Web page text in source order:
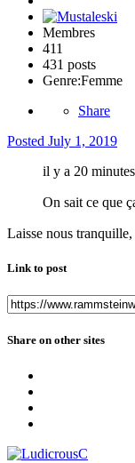
Membres
411
431 posts
Genre:Femme
Share
Posted July 1, 2019
il y a 20
On sait ce que
Laisse nous
Link to post
Share on other sites